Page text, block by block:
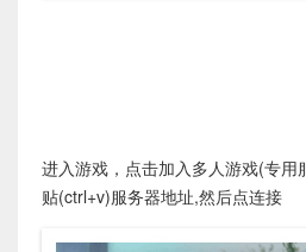
进入游戏，点击加入多人游戏(专
贴(ctrl+v)服务器地址,然后点连接